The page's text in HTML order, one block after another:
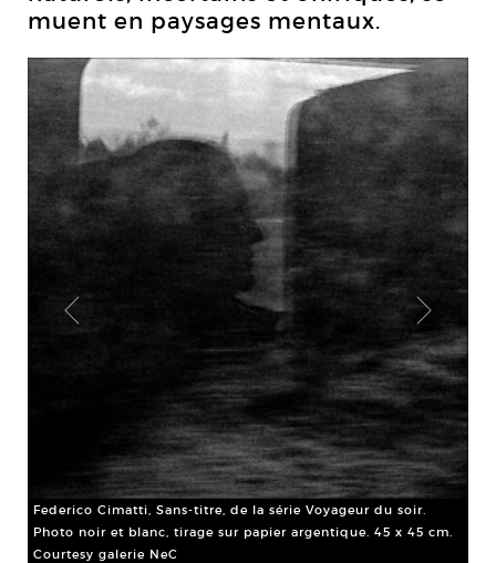
muent en paysages mentaux.
Federico Cimatti, Sans-titre, de la série Voyageur du soir.
Photo noir et blanc, tirage sur papier argentique. 45 x 45 cm.
Courtesy galerie NeC